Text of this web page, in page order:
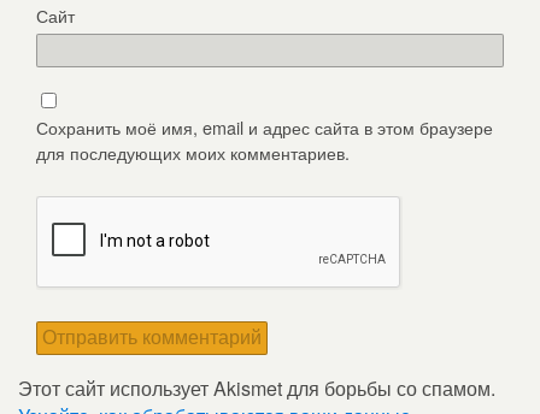
Сайт
Сохранить моё имя, email и адрес сайта в этом браузере
для последующих моих комментариев.
Этот сайт использует Akismet для борьбы со спамом.